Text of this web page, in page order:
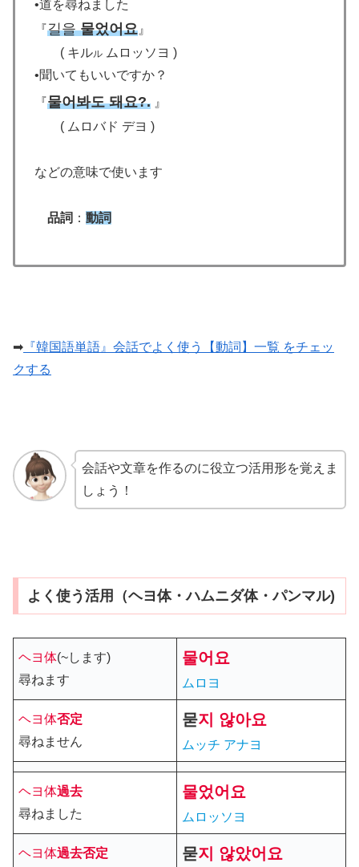
•道を尋ねました
『길을물었어요 』
( キルル ムロッソヨ )
•聞いてもいいですか ？
『물어봐도 돼요?. 』
( ムロバド デヨ )
などの意味で使います
品詞 ： 動詞
➡ 『韓国語単語』会話でよく使う【動詞】一覧 をチェッ
クする
会話や文章を作るのに役立つ活用形を覚えま
しょう！
よく使う活用（ヘヨ体・ハムニダ体・パンマル)
ヘヨ体(~します)
尋ねます
물어요
ムロヨ
ヘヨ体否定
尋ねません
묻지 않아요
ムッチ アナヨ
ヘヨ体過去
尋ねました
물었어요
ムロッソヨ
ヘヨ体過去否定 묻지 않았어요